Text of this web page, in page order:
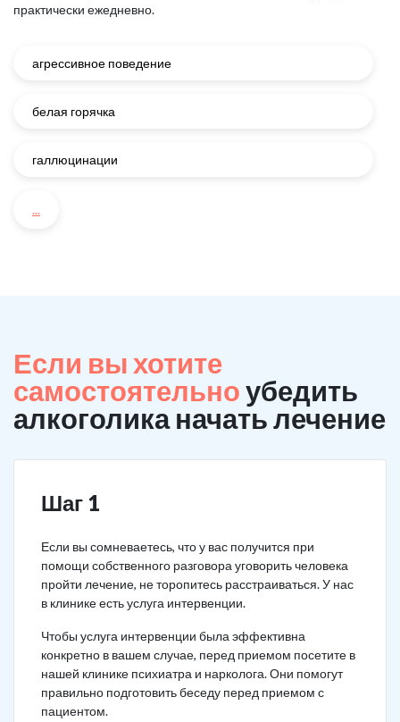
практически ежедневно.
агрессивное поведение
белая горячка
галлюцинации
...
Если вы хотите
самостоятельноубедить
алкоголика начать лечение
Шаг 1
Если вы сомневаетесь, что у вас получится при
помощи собственного разговора уговорить человека
пройти лечение, не торопитесь расстраиваться. У нас
в клинике есть услуга интервенции.
Чтобы услуга интервенции была эффективна
конкретно в вашем случае, перед приемом посетите в
нашей клинике психиатра и нарколога. Они помогут
правильно подготовить беседу перед приемом с
пациентом.